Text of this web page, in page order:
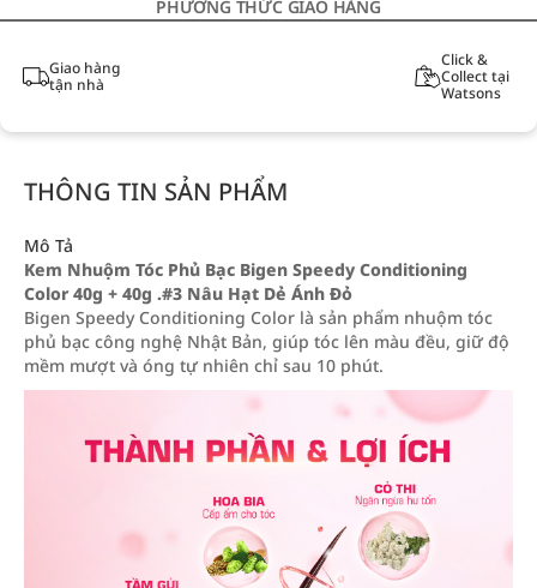
PHƯƠNG THỨC GIAO HÀNG
Giao hàng
tận nhà
Click &
Collect tại
Watsons
THÔNG TIN SẢN PHẨM
Mô Tả
Kem Nhuộm Tóc Phủ Bạc Bigen Speedy Conditioning
Color 40g + 40g .#3 Nâu Hạt Dẻ Ánh Đỏ
Bigen Speedy Conditioning Color là sản phẩm nhuộm tóc
phủ bạc công nghệ Nhật Bản, giúp tóc lên màu đều, giữ độ
mềm mượt và óng tự nhiên chỉ sau 10 phút.